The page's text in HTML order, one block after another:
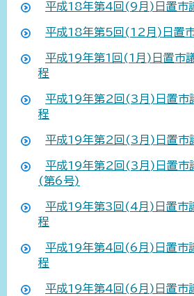
平成18年第4回(9月)日置市
平成18年第5回(12月)日置
平成19年第1回(1月)日置市
程
平成19年第2回(3月)日置市
程
平成19年第2回(3月)日置市
平成19年第2回(3月)日置市
(第6号)
平成19年第3回(4月)日置市
程
平成19年第4回(6月)日置市
程
平成19年第4回(6月)日置市